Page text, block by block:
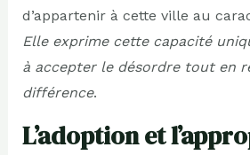
d’appartenir à cette ville au
Elle exprime cette capacité
à accepter le désordre tout en
différence.
L’adoption et